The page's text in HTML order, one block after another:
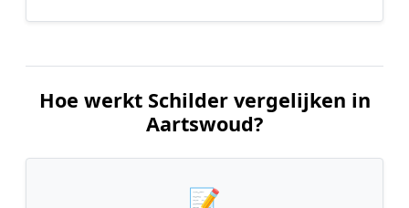
Hoe werkt Schilder vergelijken in
Aartswoud?
📝